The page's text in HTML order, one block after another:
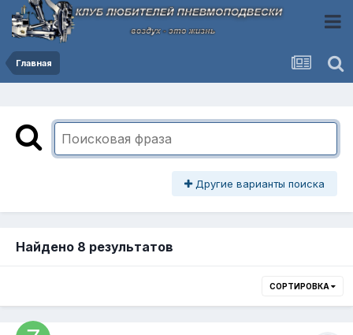
Главная
Другие варианты поиска
Найдено 8 результатов
СОРТИРОВКА